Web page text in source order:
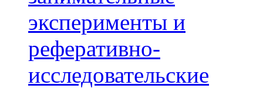
эксперименты и
реферативно-
исследовательские